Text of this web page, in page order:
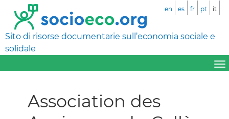
Sito di risorse documentarie sull’economia sociale e
solidale
en es fr pt it
Association des